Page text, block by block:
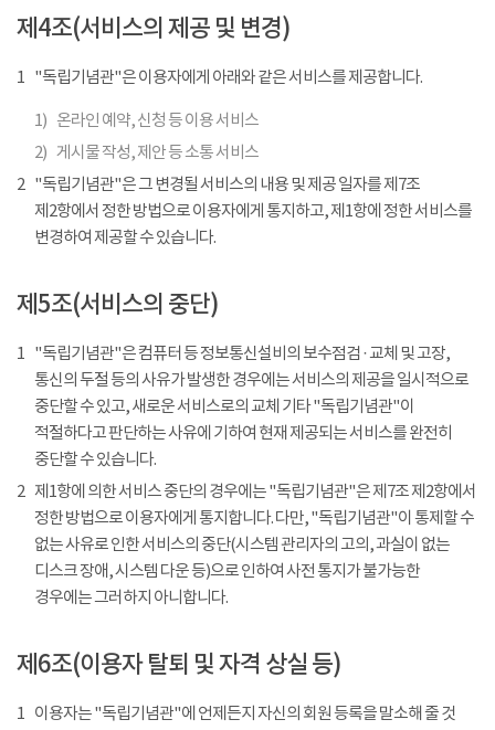
제4조(서비스의 제공 및 변경)
1 "독립기념관"은 이용자에게 아래와 같은 서비스를 제공합니다.
1) 온라인 예약, 신청 등 이용 서비스
2) 게시물 작성, 제안 등 소통 서비스
2 "독립기념관"은 그 변경될 서비스의 내용 및 제공 일자를 제7조
제2항에서 정한 방법으로 이용자에게 통지하고, 제1항에 정한 서비스를
변경하여 제공할 수 있습니다.
제5조(서비스의 중단)
1 "독립기념관"은 컴퓨터 등 정보통신설비의 보수점검 · 교체 및 고장,
통신의 두절 등의 사유가 발생한 경우에는 서비스의 제공을 일시적으로
중단할 수 있고, 새로운 서비스로의 교체 기타 "독립기념관"이
적절하다고 판단하는 사유에 기하여 현재 제공되는 서비스를 완전히
중단할 수 있습니다.
2 제1항에 의한 서비스 중단의 경우에는 "독립기념관"은 제7조 제2항에서
정한 방법으로 이용자에게 통지합니다. 다만, "독립기념관"이 통제할 수
없는 사유로 인한 서비스의 중단(시스템 관리자의 고의, 과실이 없는
디스크 장애, 시스템 다운 등)으로 인하여 사전 통지가 불가능한
경우에는 그러하지 아니합니다.
제6조(이용자 탈퇴 및 자격 상실 등)
1 이용자는 "독립기념관"에 언제든지 자신의 회원 등록을 말소해 줄 것